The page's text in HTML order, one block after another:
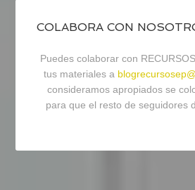
COLABORA CON
Puedes colaborar con
tus materiales a
consideramos apropiados se
para que el resto de seguidores